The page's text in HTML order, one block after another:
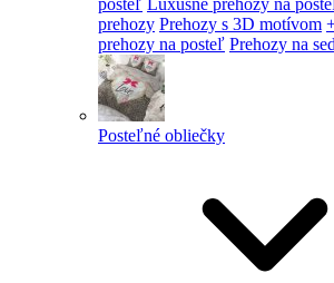
posteľ Luxusné prehozy na
prehozy Prehozy s 3D motívom
prehozy na posteľ Prehozy na
Posteľné obliečky